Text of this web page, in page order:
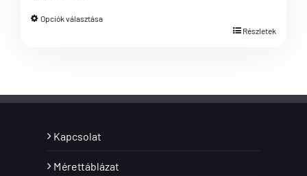
Opciók választása
Részletek
Kapcsolat
Mérettáblázat